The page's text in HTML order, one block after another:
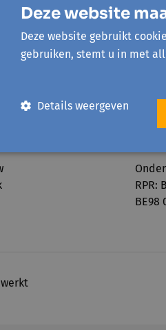
RPR:
BE98
Deze website
Deze website gebruikt
gebruiken, stemt u in met
Details weergeven